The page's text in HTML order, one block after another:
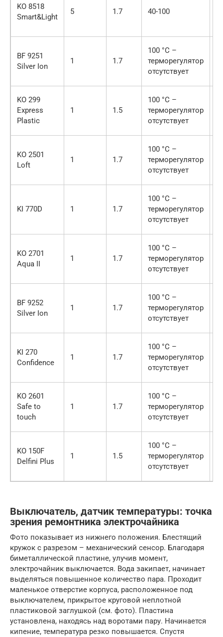
KO 8518
Smart&Light
5 1.7 40-100
BF 9251
Silver Ion
1 1.7
100 °C –
терморегулятор
отсутствует
KO 299
Express
Plastic
1 1.5
100 °C –
терморегулятор
отсутствует
KO 2501
Loft
1 1.7
100 °C –
терморегулятор
отсутствует
KI 770D 1 1.7
100 °C –
терморегулятор
отсутствует
KO 2701
Aqua II
1 1.7
100 °C –
терморегулятор
отсутствует
BF 9252
Silver Ion
1 1.7
100 °C –
терморегулятор
отсутствует
KI 270
Confidence
1 1.7
100 °C –
терморегулятор
отсутствует
KO 2601
Safe to
touch
1 1.7
100 °C –
терморегулятор
отсутствует
KO 150F
Delfini Plus
1 1.5
100 °C –
терморегулятор
отсутствует
Выключатель, датчик температуры: точка
зрения ремонтника электрочайника
Фото показывает из нижнего положения. Блестящий
кружок с разрезом – механический сенсор. Благодаря
биметаллической пластине, улучив момент,
электрочайник выключается. Вода закипает, начинает
выделяться повышенное количество пара. Проходит
маленькое отверстие корпуса, расположенное под
выключателем, прикрытое круговой неплотной
пластиковой заглушкой (см. фото). Пластина
установлена, находясь над воротами пару. Начинается
кипение, температура резко повышается. Спустя